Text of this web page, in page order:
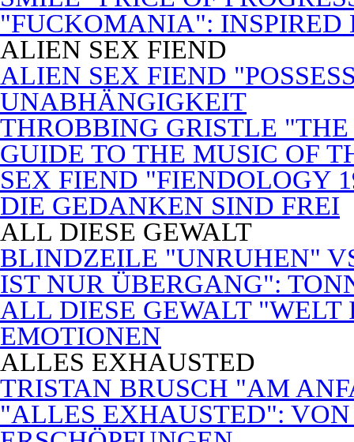
"FUCKOMANIA": INSPIRED
ALIEN SEX FIEND
ALIEN SEX FIEND
UNABHÄNGIGKEIT
THROBBING GRISTLE
GUIDE TO THE MUSIC OF
SEX FIEND "FIENDOLOGY
DIE GEDANKEN SIND FREI
ALL DIESE GEWALT
BLINDZEILE "UNRUHEN"
IST NUR ÜBERGANG":
ALL DIESE GEWALT
EMOTIONEN
ALLES EXHAUSTED
TRISTAN BRUSCH "AM
"ALLES EXHAUSTED":